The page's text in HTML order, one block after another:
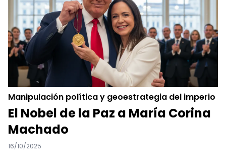
Manipulación política y geoestrategia del imperio
El Nobel de la Paz a María Corina
Machado
16/10/2025